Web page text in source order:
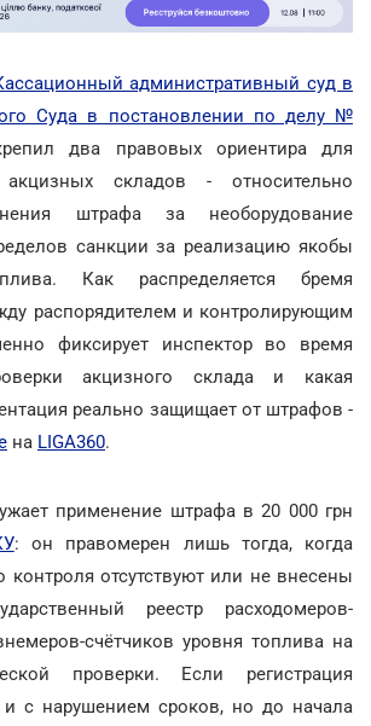
административный суд в
Суда в постановлении по делу №
два правовых ориентира для
акцизных складов - относительно
штрафа за необорудование
санкции за реализацию якобы
Как распределяется бремя
распорядителем и контролирующим
фиксирует инспектор во время
акцизного склада и какая
реально защищает от штрафов -
на LIGA360.
применение штрафа в 20 000 грн
: он правомерен лишь тогда, когда
контроля отсутствуют или не внесены
реестр расходомеров-
счётчиков уровня топлива на
проверки. Если регистрация
и с нарушением сроков, но до начала